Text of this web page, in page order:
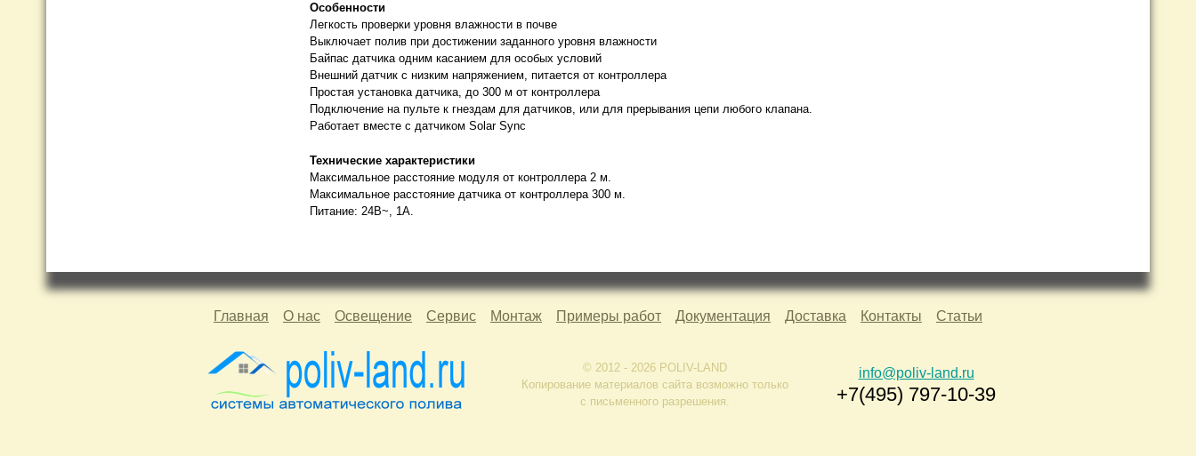
Особенности
Легкость проверки уровня влажности в почве
Выключает полив при достижении заданного уровня влажности
Байпас датчика одним касанием для особых условий
Внешний датчик с низким напряжением, питается от контроллера
Простая установка датчика, до 300 м от контроллера
Подключение на пульте к гнездам для датчиков, или для прерывания цепи любого клапана.
Работает вместе с датчиком Solar Sync
Технические характеристики
Максимальное расстояние модуля от контроллера 2 м.
Максимальное расстояние датчика от контроллера 300 м.
Питание: 24В~, 1А.
Главная О нас Освещение Сервис Монтаж Примеры работ Документация Доставка Контакты Статьи
© 2012 - 2026 POLIV-LAND
Копирование материалов сайта возможно только
с письменного разрешения.
info@poliv-land.ru
+7(495) 797-10-39